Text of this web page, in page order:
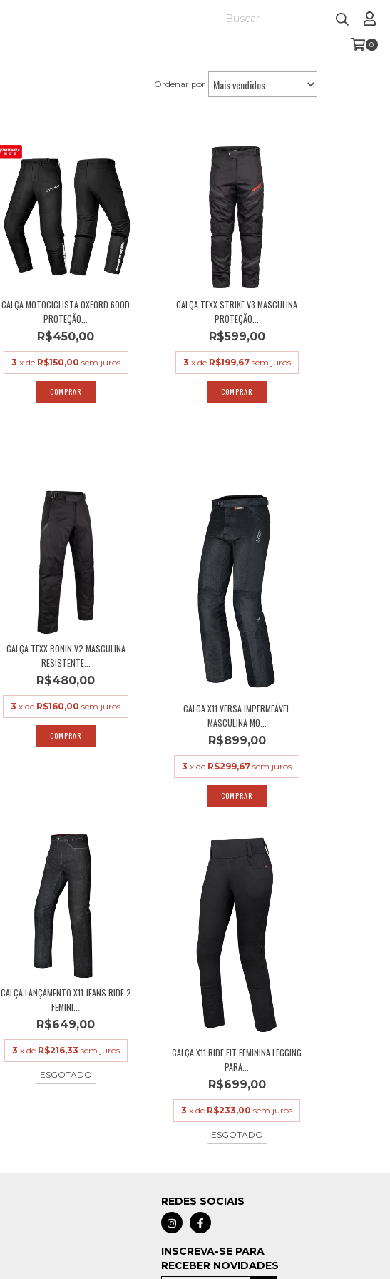
0
Ordenar por
CALÇA MOTOCICLISTA OXFORD 600D
PROTEÇÃO...
R$450,00
3 x de R$150,00 sem juros
CALÇA TEXX STRIKE V3 MASCULINA
PROTEÇÃO...
R$599,00
3 x de R$199,67 sem juros
COMPRAR
CALÇA TEXX RONIN V2 MASCULINA
RESISTENTE...
R$480,00
3 x de R$160,00 sem juros
COMPRAR
CALCA X11 VERSA IMPERMEÁVEL
MASCULINA MO...
R$899,00
3 x de R$299,67 sem juros
COMPRAR
CALÇA LANÇAMENTO X11 JEANS RIDE 2
FEMINI...
R$649,00
3 x de R$216,33 sem juros
ESGOTADO
CALÇA X11 RIDE FIT FEMININA LEGGING
PARA...
R$699,00
3 x de R$233,00 sem juros
ESGOTADO
REDES SOCIAIS
INSCREVA-SE PARA
RECEBER NOVIDADES